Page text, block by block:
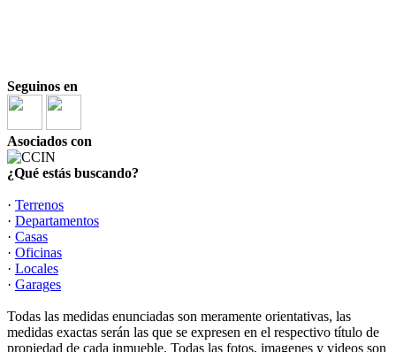
Seguinos en
Asociados con
¿Qué estás buscando?
· Terrenos
· Departamentos
· Casas
· Oficinas
· Locales
· Garages
Todas las medidas enunciadas son meramente orientativas, las
medidas exactas serán las que se expresen en el respectivo título de
propiedad de cada inmueble. Todas las fotos, imagenes y videos son